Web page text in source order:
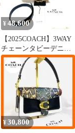
¥ 48,600
【2025COACH】3WAY
チェーンタビーデニム
ショルダーバッグ5点セ
ット
¥30,800